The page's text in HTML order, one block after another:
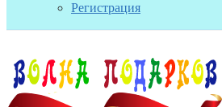
Регистрация